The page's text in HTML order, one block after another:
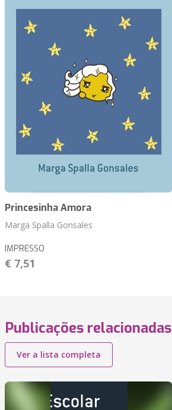
Princesinha Amora
Marga Spalla Gonsales
IMPRESSO
€ 7,51
Publicações relacionadas
Ver a lista completa